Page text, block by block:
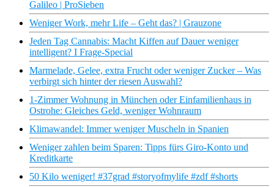
Galileo | ProSieben
Weniger Work, mehr Life – Geht das? | Grauzone
Jeden Tag Cannabis: Macht Kiffen auf Dauer weniger
intelligent? I Frage-Special
Marmelade, Gelee, extra Frucht oder weniger Zucker – Was
verbirgt sich hinter der riesen Auswahl?
1-Zimmer Wohnung in München oder Einfamilienhaus in
Ostrohe: Gleiches Geld, weniger Wohnraum
Klimawandel: Immer weniger Muscheln in Spanien
Weniger zahlen beim Sparen: Tipps fürs Giro-Konto und
Kreditkarte
50 Kilo weniger! #37grad #storyofmylife #zdf #shorts